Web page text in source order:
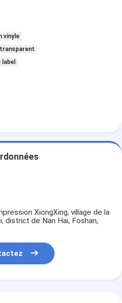
vinyle
XiongXing, village de la
district de Nan Hai, Foshan,